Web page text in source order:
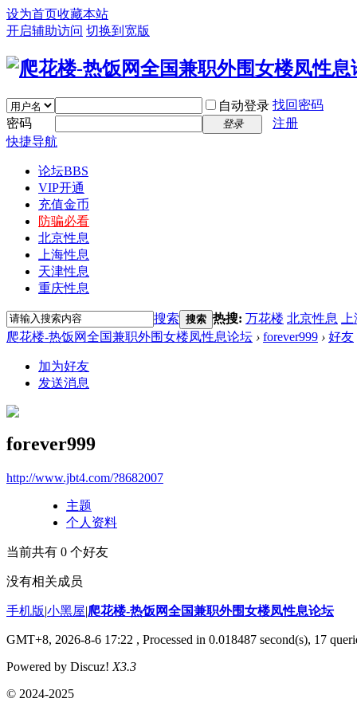
设为首页收藏本站
开启辅助访问 切换到宽版
自动登录 找回密码
密码
登录
注册
快捷导航
论坛BBS
VIP开通
充值金币
防骗必看
北京性息
上海性息
天津性息
重庆性息
搜索 搜索 热搜: 万花楼 北京性息
爬花楼-热饭网全国兼职外围女楼凤性息论坛 › forever999 › 好友
加为好友
发送消息
forever999
http://www.jbt4.com/?8682007
主题
个人资料
当前共有 0 个好友
没有相关成员
手机版|小黑屋|爬花楼-热饭网全国兼职外围女楼凤性息论坛
GMT+8, 2026-8-6 17:22 , Processed in 0.018487 second(s), 17
Powered by Discuz! X3.3
© 2024-2025